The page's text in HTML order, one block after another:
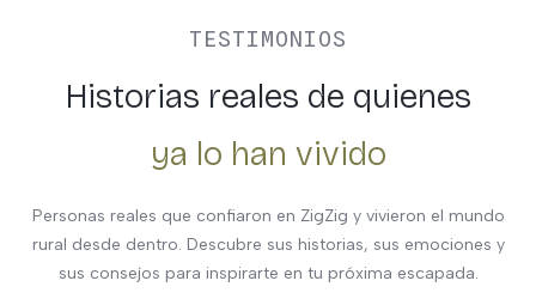
TESTIMONIOS
Historias reales de quienes
ya lo han vivido
Personas reales que confiaron en ZigZig y vivieron el mundo
rural desde dentro. Descubre sus historias, sus emociones y
sus consejos para inspirarte en tu próxima escapada.